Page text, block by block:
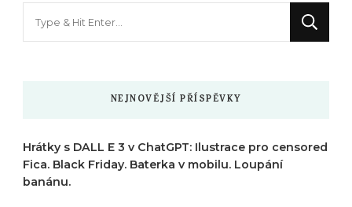
NEJNOVĚJŠÍ PŘÍSPĚVKY
Hrátky s DALL E 3 v ChatGPT: Ilustrace pro censored
Fica. Black Friday. Baterka v mobilu. Loupání
banánu.